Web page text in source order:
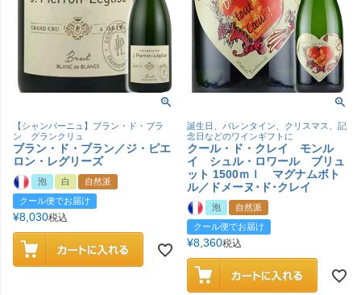
【シャンパーニュ】ブラン・ド・ブラ
ン グランクリュ
ブラン・ド・ブラン／ジ・ピエ
ロン・レグリーズ
泡 白
自然派
クール便でお届け
¥8,030税込
誕生日、バレンタイン、クリスマス、記
念日などのワインギフトに
クール・ド・クレイ モンル
イ シュル・ロワール ブリュ
ット 1500ｍｌ マグナムボト
ル／ドメーヌ･ド･クレイ
泡
自然派
クール便でお届け
¥8,360税込